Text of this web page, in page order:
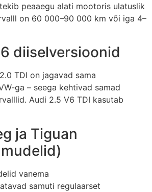
peaaegu alati mootoris ulatuslik
on 60 000–90 000 km või iga 4–
diiselversioonid
TDI on jagavad sama
ga – seega kehtivad samad
Audi 2.5 V6 TDI kasutab
ja Tiguan
vanema
samuti regulaarset